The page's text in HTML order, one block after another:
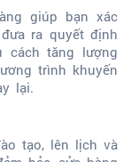
giúp bạn xác
ra quyết định
cách tăng lượng
trình khuyến
lại.
tạo, lên lịch và